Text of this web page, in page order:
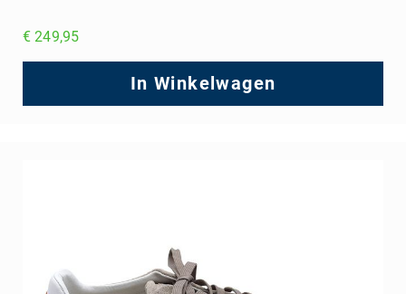
€ 249,95
In Winkelwagen